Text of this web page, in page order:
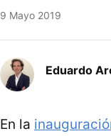
9 Mayo 2019
Eduardo
En la